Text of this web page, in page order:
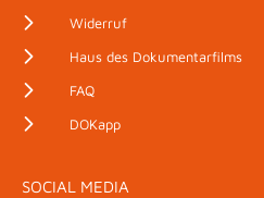
Widerruf
Haus des Dokumentarfilms
FAQ
DOKapp
SOCIAL MEDIA